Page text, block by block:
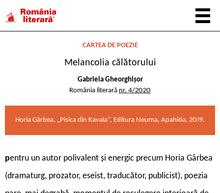
CARTEA DE POEZIE
Melancolia călătorului
Gabriela Gheorghișor
România literară nr. 4/2020
Horia Gârbea, „Pisica din Kavala”, Editura Neuma, Apahida, 2019.
pentru un autor polivalent și energic precum Horia Gârbea
(dramaturg, prozator, eseist, traducător, publicist), poezia